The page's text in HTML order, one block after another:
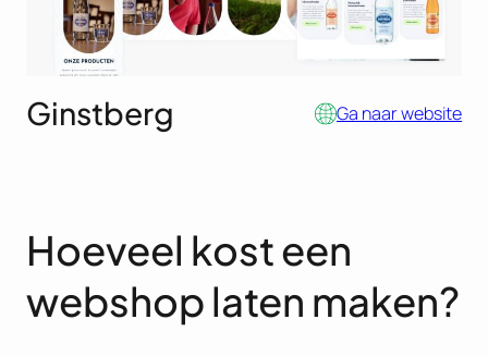
Ginstberg Ga naar website
Hoeveel kost een
webshop laten maken?